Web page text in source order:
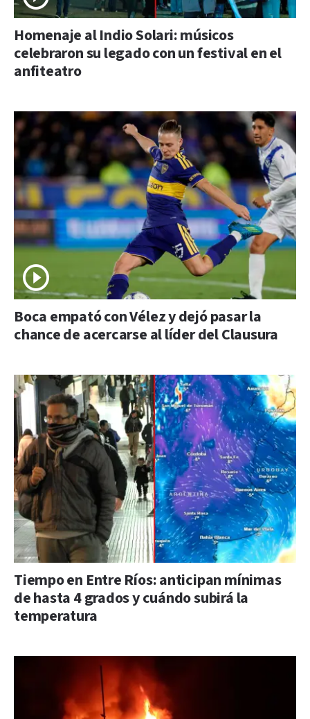
Homenaje al Indio Solari: músicos
celebraron su legado con un festival en el
anfiteatro
Boca empató con Vélez y dejó pasar la
chance de acercarse al líder del Clausura
Tiempo en Entre Ríos: anticipan mínimas
de hasta 4 grados y cuándo subirá la
temperatura